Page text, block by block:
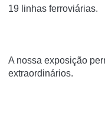
19 linhas ferroviárias.
A nossa exposição
extraordinários.